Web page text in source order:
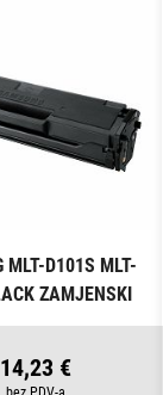
MLT-D101S MLT-
ZAMJENSKI
TONER
14,23 €